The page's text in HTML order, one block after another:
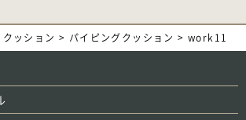
クッション > パイピングクッション >work11